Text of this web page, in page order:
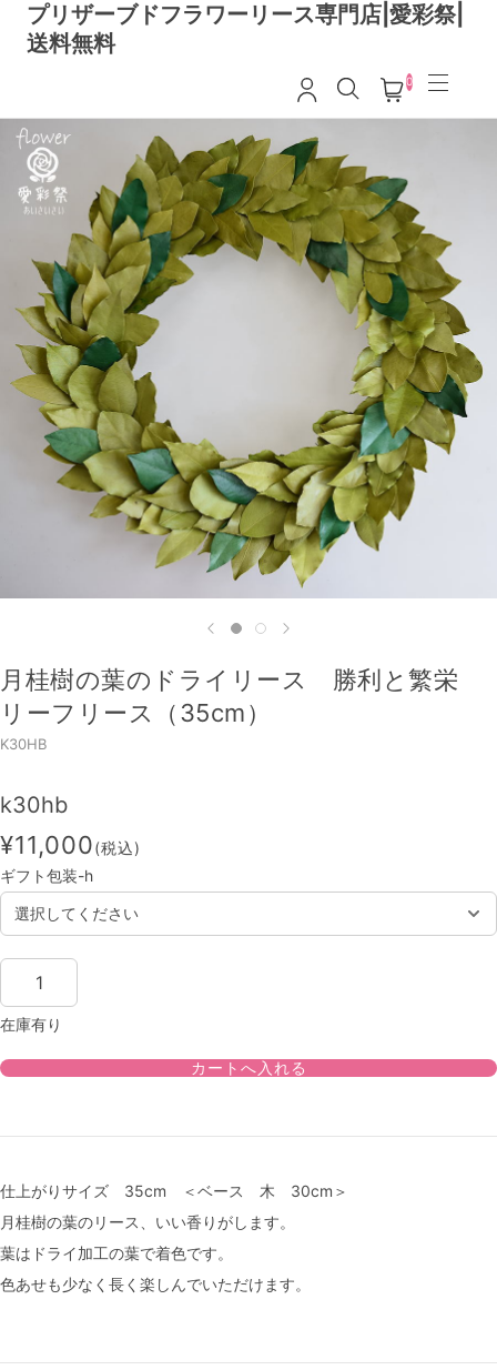
プリザーブドフラワーリース専門店|愛彩祭|
送料無料
0
月桂樹の葉のドライリース 勝利と繁栄
リーフリース（35cm）
K30HB
k30hb
¥11,000(税込)
ギフト包装-h
在庫有り
仕上がりサイズ 35cm ＜ベース 木 30cm＞
月桂樹の葉のリース、いい香りがします。
葉はドライ加工の葉で着色です。
色あせも少なく長く楽しんでいただけます。